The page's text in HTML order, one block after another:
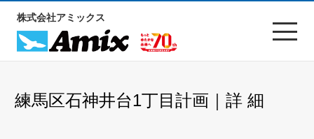
株式会社アミックス
練馬区石神井台1丁目計画｜詳 細